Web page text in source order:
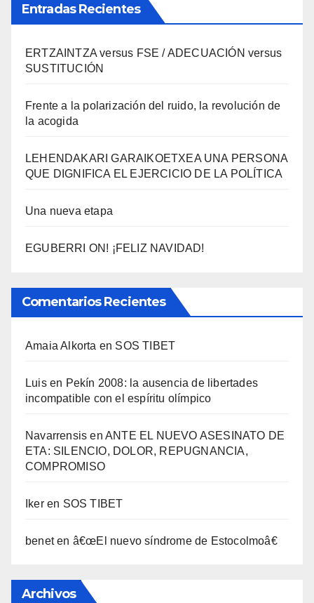
Entradas Recientes
ERTZAINTZA versus FSE / ADECUACIÓN versus
SUSTITUCIÓN
Frente a la polarización del ruido, la revolución de
la acogida
LEHENDAKARI GARAIKOETXEA UNA PERSONA
QUE DIGNIFICA EL EJERCICIO DE LA POLÍTICA
Una nueva etapa
EGUBERRI ON! ¡FELIZ NAVIDAD!
Comentarios Recientes
Amaia Alkorta en SOS TIBET
Luisen Pekí­n 2008: la ausencia de libertades
incompatible con el espí­ritu olí­mpico
Navarrensis enANTE EL NUEVO ASESINATO DE
ETA: SILENCIO, DOLOR, REPUGNANCIA,
COMPROMISO
Ikeren SOS TIBET
beneten â€œEl nuevo sí­ndrome de Estocolmoâ€
Archivos